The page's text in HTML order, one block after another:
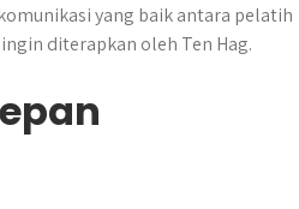
yang baik antara pelatih
diterapkan oleh Ten Hag.